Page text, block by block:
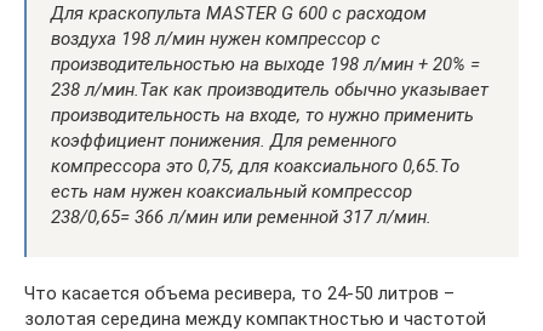
Для краскопульта MASTER G 600 с расходом
воздуха 198 л/мин нужен компрессор с
производительностью на выходе 198 л/мин + 20% =
238 л/мин.Так как производитель обычно указывает
производительность на входе, то нужно применить
коэффициент понижения. Для ременного
компрессора это 0,75, для коаксиального 0,65.То
есть нам нужен коаксиальный компрессор
238/0,65= 366 л/мин или ременной 317 л/мин.
Что касается объема ресивера, то 24-50 литров –
золотая середина между компактностью и частотой